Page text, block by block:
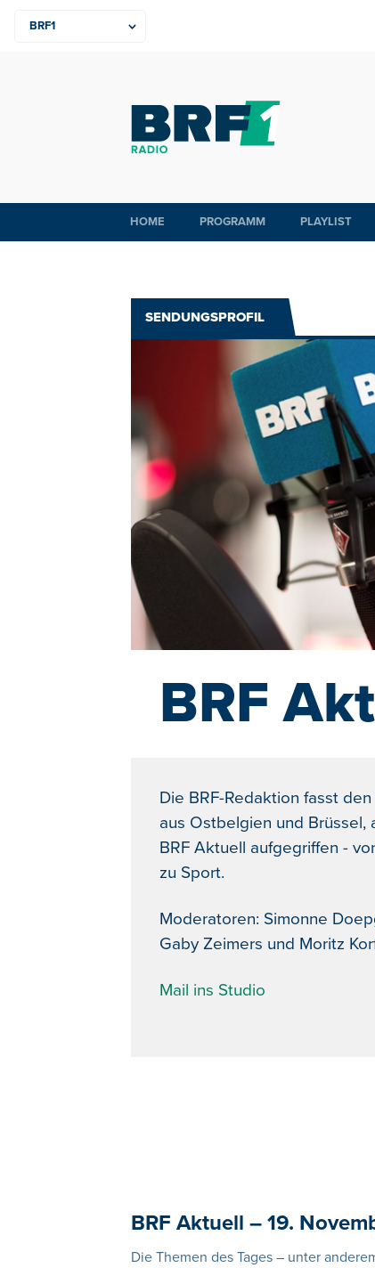
HOME PROGRAMM PLAYLIST
SENDUNGSPROFIL
BRF
Die BRF-Redaktion fasst
aus Ostbelgien und
BRF Aktuell aufgegriffen -
zu Sport.
Moderatoren: Simonne
Gaby Zeimers und Moritz
Mail ins Studio
BRF Aktuell – 19.
Die Themen des Tages – unter